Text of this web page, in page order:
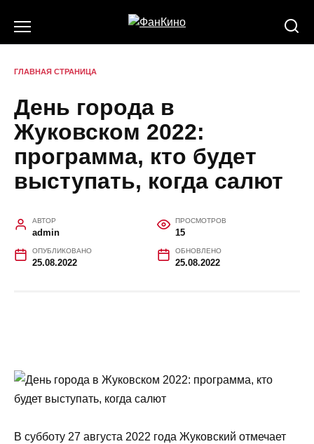
ГЛАВНАЯ СТРАНИЦА
День города в
Жуковском 2022:
программа, кто будет
выступать, когда салют
АВТОР
admin
ПРОСМОТРОВ
15
ОПУБЛИКОВАНО
25.08.2022
ОБНОВЛЕНО
25.08.2022
В субботу 27 августа 2022 года Жуковский отмечает